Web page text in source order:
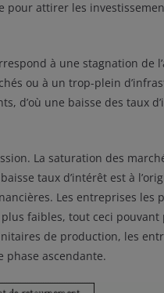
pour attirer les
à une stagnation de
ou à un trop-plein
d’où une baisse des taux
La saturation des
taux d’intérêt est à
Les entreprises les
faibles, tout ceci
de production, les
ascendante.